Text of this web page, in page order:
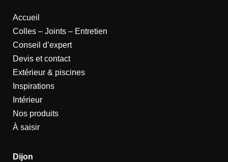
Accueil
Colles – Joints – Entretien
Conseil d’expert
Devis et contact
Extérieur & piscines
Inspirations
Intérieur
Nos produits
À saisir
Dijon